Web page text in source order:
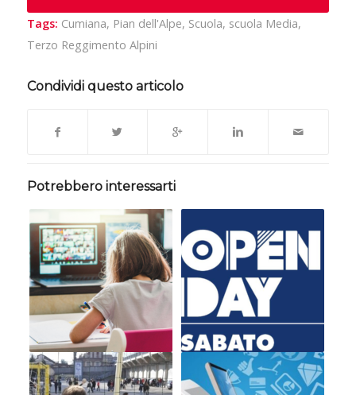
Tags: Cumiana, Pian dell'Alpe, Scuola, scuola Media,
Terzo Reggimento Alpini
Condividi questo articolo
Potrebbero interessarti